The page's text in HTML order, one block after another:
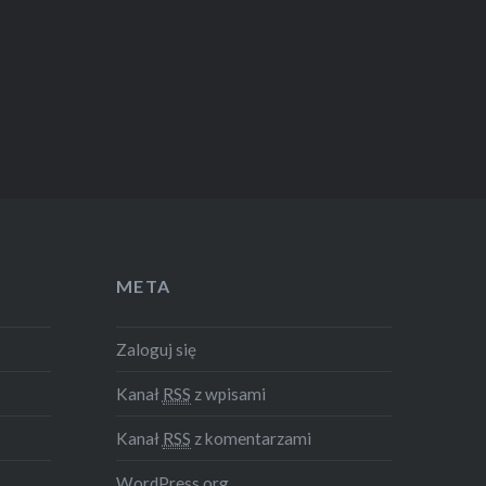
META
Zaloguj się
Kanał RSS z wpisami
Kanał RSS z komentarzami